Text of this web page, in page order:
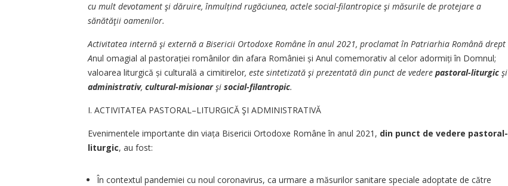
cu mult devotament şi dăruire, înmulțind rugăciunea, actele social-filantropice şi măsurile de protejare a
sănătăţii oamenilor.
Activitatea internă şi externă a Bisericii Ortodoxe Române în anul 2021, proclamat în Patriarhia Română drept
Anul omagial al pastorației românilor din afara României și Anul comemorativ al celor adormiți în Domnul;
valoarea liturgică și culturală a cimitirelor, este sintetizată şi prezentată din punct de vedere pastoral-liturgic şi
administrativ, cultural-misionarşi social-filantropic.
I. ACTIVITATEA PASTORAL–LITURGICĂ ŞI ADMINISTRATIVĂ
Evenimentele importante din viața Bisericii Ortodoxe Române în anul 2021, din punct de vedere pastoral-
liturgic, au fost:
În contextul pandemiei cu noul coronavirus, ca urmare a măsurilor sanitare speciale adoptate de către